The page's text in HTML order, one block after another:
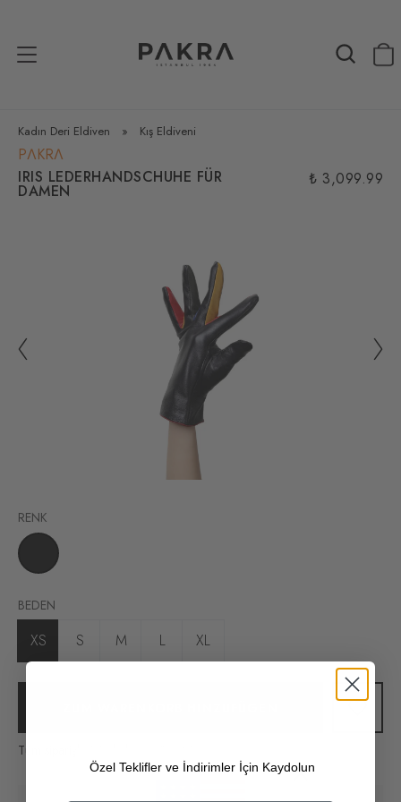
Kadın Deri Eldiven » Kış Eldiveni
PΛKRΛ
IRIS LEDERHANDSCHUHE FÜR
DAMEN
₺ 3,099.99
RENK
BEDEN
XS S M L XL
Tüm siparişlerinizde kargo ücretsiz!
Özel Teklifler ve İndirimler İçin Kaydolun